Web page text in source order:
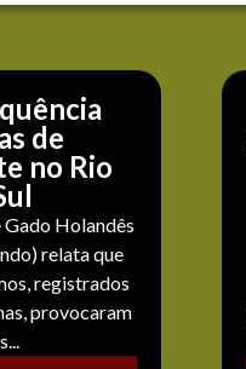
de
no Rio
Holandês
relata que
registrados
provocaram